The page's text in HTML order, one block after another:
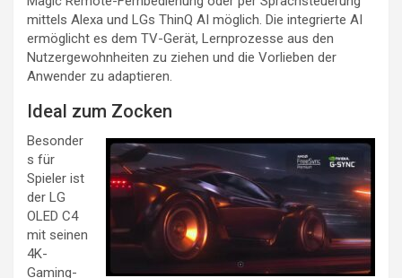
mittels Alexa und LGs ThinQ AI möglich. Die integrierte AI
ermöglicht es dem TV-Gerät, Lernprozesse aus den
Nutzergewohnheiten zu ziehen und die Vorlieben der
Anwender zu adaptieren.
Ideal zum Zocken
Besonder
s für
Spieler ist
der LG
OLED C4
mit seinen
4K-
Gaming-